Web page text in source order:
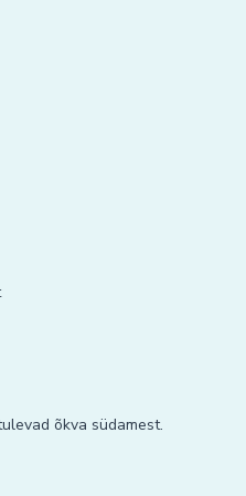
õkva südamest.